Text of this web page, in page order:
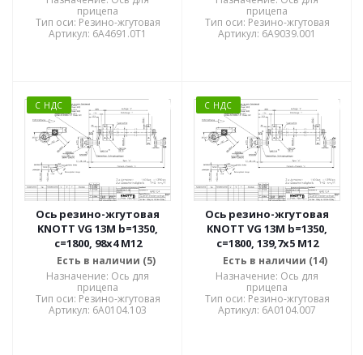
прицепа
Тип оси: Резино-жгутовая
Артикул: 6A4691.0T1
прицепа
Тип оси: Резино-жгутовая
Артикул: 6A9039.001
С НДС
Ось резино-жгутовая
KNOTT VG 13M b=1350,
c=1800, 98x4 M12
Есть в наличии (5)
Назначение: Ось для
прицепа
Тип оси: Резино-жгутовая
Артикул: 6A0104.103
С НДС
Ось резино-жгутовая
KNOTT VG 13M b=1350,
c=1800, 139,7x5 M12
Есть в наличии (14)
Назначение: Ось для
прицепа
Тип оси: Резино-жгутовая
Артикул: 6A0104.007